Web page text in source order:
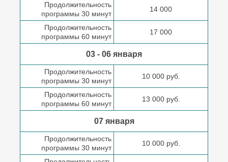
Продолжительность
программы 30 минут
14 000
Продолжительность
программы 60 минут
17 000
03 - 06 января
Продолжительность
программы 30 минут
10 000 руб.
Продолжительность
программы 60 минут
13 000 руб.
07 января
Продолжительность
программы 30 минут
10 000 руб.